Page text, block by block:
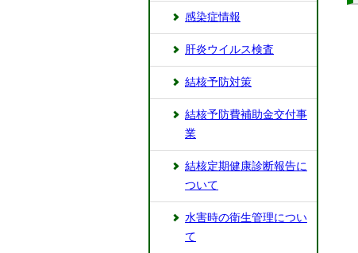
感染症情報
肝炎ウイルス検査
結核予防対策
結核予防費補助金交付事
業
結核定期健康診断報告に
ついて
水害時の衛生管理につい
て